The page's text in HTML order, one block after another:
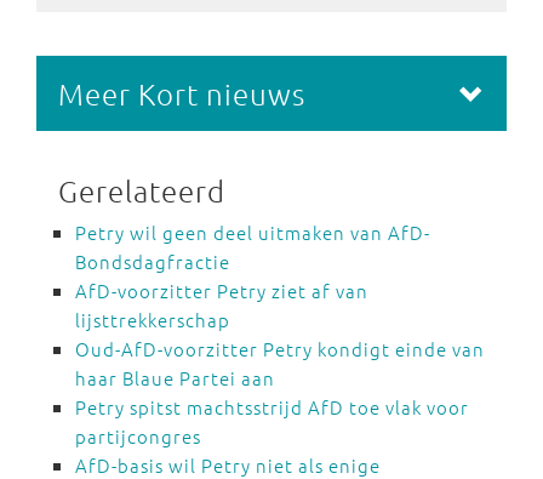
Meer Kort nieuws
Gerelateerd
Petry wil geen deel uitmaken van AfD-
Bondsdagfractie
AfD-voorzitter Petry ziet af van
lijsttrekkerschap
Oud-AfD-voorzitter Petry kondigt einde van
haar Blaue Partei aan
Petry spitst machtsstrijd AfD toe vlak voor
partijcongres
AfD-basis wil Petry niet als enige